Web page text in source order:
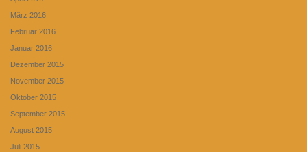
März 2016
Februar 2016
Januar 2016
Dezember 2015
November 2015
Oktober 2015
September 2015
August 2015
Juli 2015